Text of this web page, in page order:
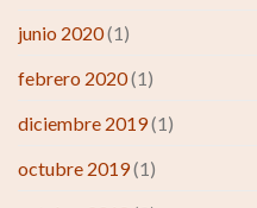
junio 2020(1)
febrero 2020(1)
diciembre 2019(1)
octubre 2019(1)